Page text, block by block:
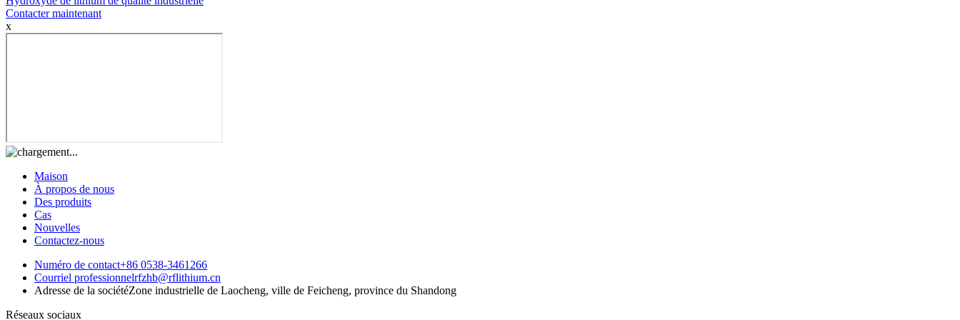
Contacter maintenant
x
Maison
À propos de nous
Des produits
Cas
Nouvelles
Contactez-nous
Numéro de contact+86 0538-3461266
Courriel professionnelrfzhb@rflithium.cn
Adresse de la sociétéZone industrielle de Laocheng, ville de Feicheng, province du Shandong
Réseaux sociaux